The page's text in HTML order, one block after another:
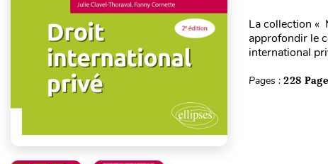
La collection «
approfondir le
international
Pages : 228